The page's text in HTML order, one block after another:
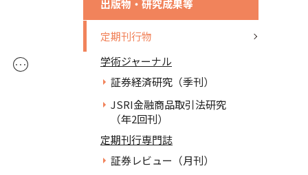
･･･
出版物・研究成果等
定期刊行物
学術ジャーナル
証券経済研究（季刊）
JSRI金融商品取引法研究
（年2回刊）
定期刊行専門誌
証券レビュー（月刊）